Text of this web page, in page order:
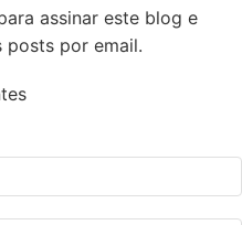
assinar este blog e
posts por email.